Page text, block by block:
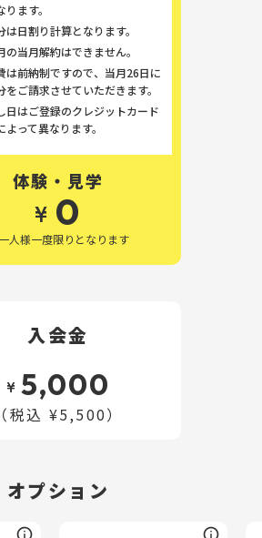
ます。
は日割り計算となります。
の当月解約はできません。
は前納制ですので、当月26日に
をご請求させていただきます。
日はご登録のクレジットカード
よって異なります。
体験・見学
¥ 0
人様一度限りとなります
入会金
¥ 5,000
（税込 ¥5,500）
オプション